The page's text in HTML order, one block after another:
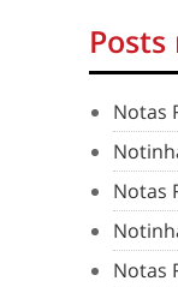
Notas
Notas
Notas